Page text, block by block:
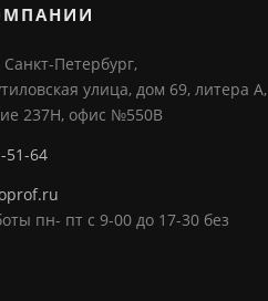
Санкт-Петербург,
улица, дом 69, литера А,
237Н, офис №550В
51-64
пн- пт с 9-00 до 17-30 без